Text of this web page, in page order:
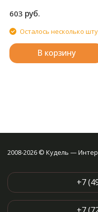
используйте подкладочную
ткань. Внимание! Слишком
сильные удары молотка
повредить поверхность
кнопки! Всегда работайте на
плоской устойчивой
поверхности, защищенной
603 руб.
Осталось несколько
В корзину
2008-2026 © Кудель —
+7